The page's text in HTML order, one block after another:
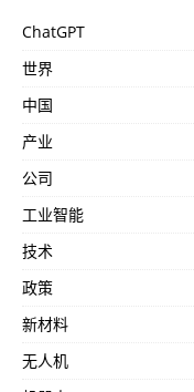
ChatGPT
世界
中国
产业
公司
工业智能
技术
政策
新材料
无人机